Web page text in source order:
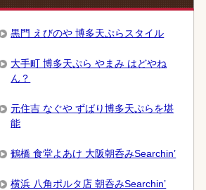
黒門 えびのや 博多天ぷらスタイル
大手町 博多天ぷら やまみ はどやね
ん？
元住吉 なぐや ずばり博多天ぷらを堪
能
鶴橋 食堂よあけ 大阪朝呑みSearchin’
横浜 八角ポルタ店 朝呑みSearchin’